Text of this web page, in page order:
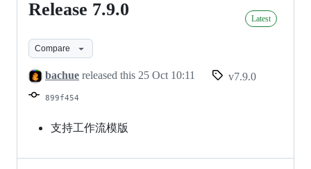
Release
Release 7.9.0 Latest
Compare
bachue released this 25 Oct 10:11 v7.9.0
899f454
支持工作流模版